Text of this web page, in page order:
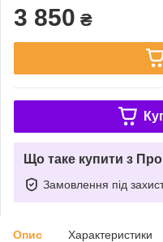
3 850 ₴
Що таке купити з
Замовлення під
Опис Характеристики